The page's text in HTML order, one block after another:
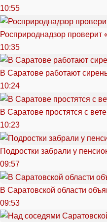
10:55
Росприроднадзор проверит
10:35
В Саратове работают
10:24
В Саратове простятся с
10:23
Подростки забрали у
09:57
В Саратовской области
09:53